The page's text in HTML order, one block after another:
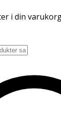
i din